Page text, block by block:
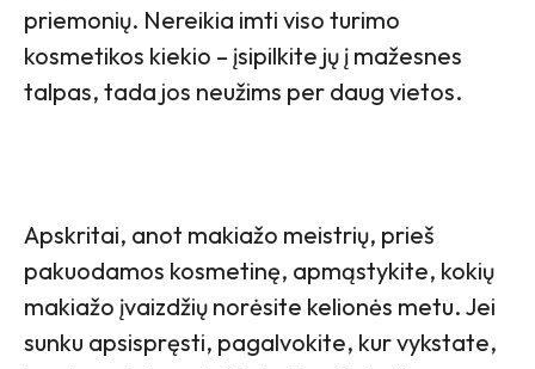
priemonių. Nereikia imti viso turimo
kosmetikos kiekio – įsipilkite jų į mažesnes
talpas, tada jos neužims per daug vietos.
Apskritai, anot makiažo meistrių, prieš
pakuodamos kosmetinę, apmąstykite, kokių
makiažo įvaizdžių norėsite kelionės metu. Jei
sunku apsispręsti, pagalvokite, kur vykstate,